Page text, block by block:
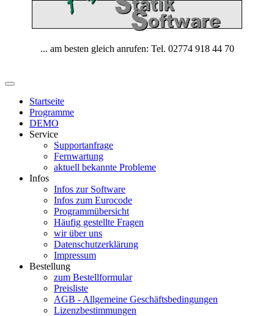
... am besten gleich anrufen: Tel. 02774 918 44 70
Startseite
Programme
DEMO
Service
Supportanfrage
Fernwartung
aktuell bekannte Probleme
Infos
Infos zur Software
Infos zum Eurocode
Programmübersicht
Häufig gestellte Fragen
wir über uns
Datenschutzerklärung
Impressum
Bestellung
zum Bestellformular
Preisliste
AGB - Allgemeine Geschäftsbedingungen
Lizenzbestimmungen